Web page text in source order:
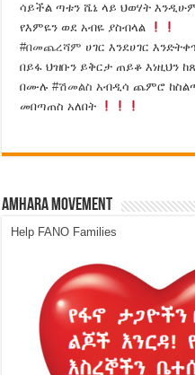
ሳይችል ጣቱን ሼኔ ላይ ህወሃት
የእምዬን ወደ አብዬ ያስብላል
#በመጨረሻም ሀገር እንደሀገር
በይፋ ህዝቡን ይቅርታ ጠይቆ እነዚህን
በሙሉ#ሽመልስ አብዲሳ ጨምሮ
መበጣጠስ አለበት
Amhara Movement
Help FANO Families